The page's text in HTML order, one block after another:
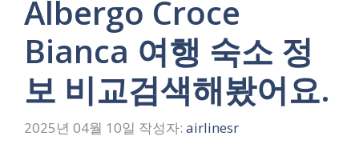
Albergo Croce
Bianca 여행 숙소 정
보 비교검색해봤어요.
2025년 04월 10일 작성자: airlinesr